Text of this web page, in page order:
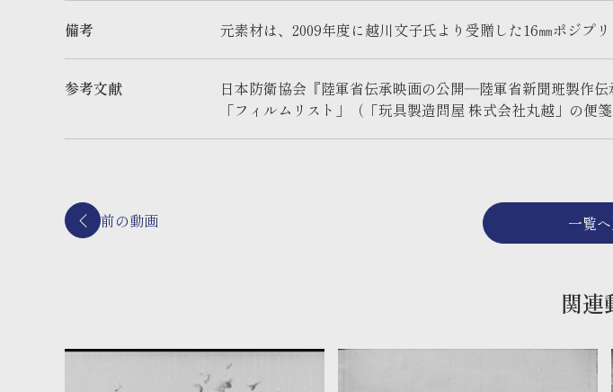
備考 元素材は、2009年度に越川文子氏より受贈した16㎜ポジプ
参考文献
日本防衛協会『陸軍省伝承映画の公開―陸軍省新聞班製作
「フィルムリスト」（「玩具製造問屋 株式会社丸越」の便
前の動画 一覧
関連